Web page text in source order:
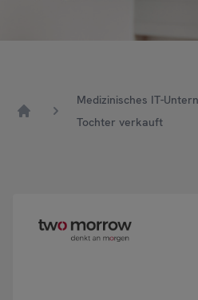
Medizinisches IT-
Tochter verkauft